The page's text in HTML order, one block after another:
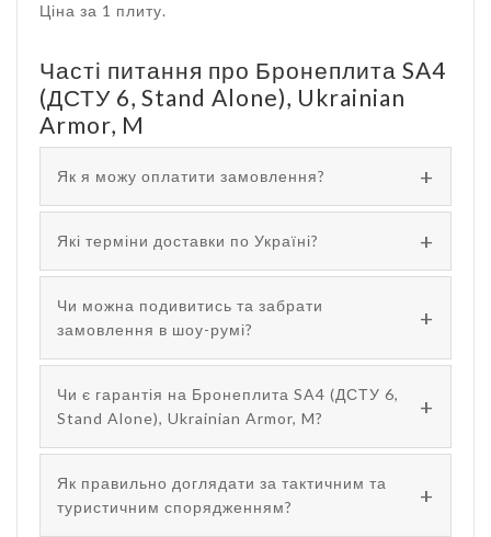
Ціна за 1 плиту.
Часті питання про Бронеплита SA4
(ДСТУ 6, Stand Alone), Ukrainian
Armor, M
Як я можу оплатити замовлення?
Які терміни доставки по Україні?
Чи можна подивитись та забрати
замовлення в шоу-румі?
Чи є гарантія на Бронеплита SA4 (ДСТУ 6,
Stand Alone), Ukrainian Armor, M?
Як правильно доглядати за тактичним та
туристичним спорядженням?